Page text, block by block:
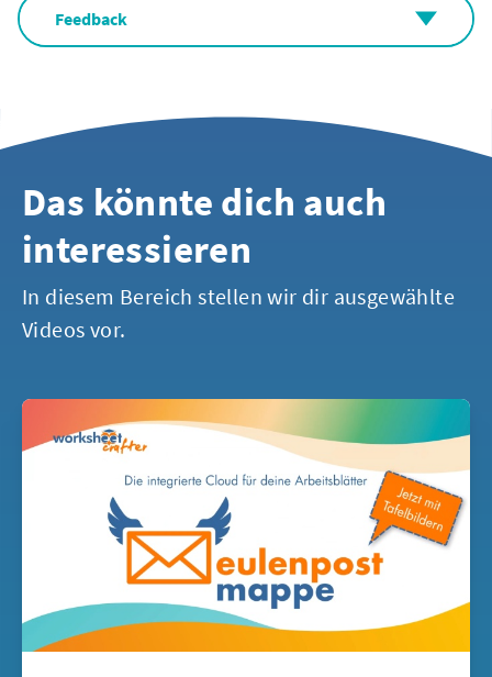
Feedback
Das könnte dich auch
interessieren
In diesem Bereich stellen wir dir ausgewählte
Videos vor.